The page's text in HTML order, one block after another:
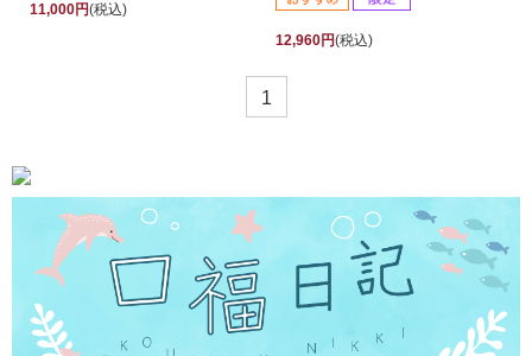
11,000円(税込)
12,960円(税込)
1